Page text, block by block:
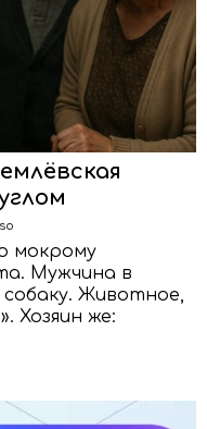
мокрому
Мужчина в
Животное,
Хозяин же: